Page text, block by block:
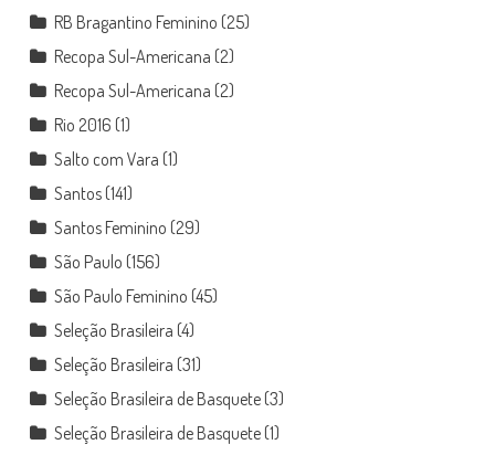
RB Bragantino Feminino (25)
Recopa Sul-Americana (2)
Recopa Sul-Americana (2)
Rio 2016 (1)
Salto com Vara (1)
Santos(141)
Santos Feminino (29)
São Paulo (156)
São Paulo Feminino (45)
Seleção Brasileira (4)
Seleção Brasileira (31)
Seleção Brasileira de Basquete(3)
Seleção Brasileira de Basquete(1)